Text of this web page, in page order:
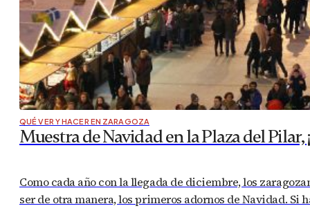
QUÉ VER Y HACER EN ZARAGOZA
Muestra de Navidad en la Plaza del Pilar,
Como cada año con la llegada de diciembre, los
ser de otra manera, los primeros adornos de Navidad. Si